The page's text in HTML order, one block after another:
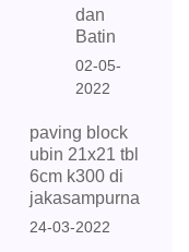
dan
Batin
02-05-
2022
paving block
ubin 21x21 tbl
6cm k300 di
jakasampurna
24-03-2022